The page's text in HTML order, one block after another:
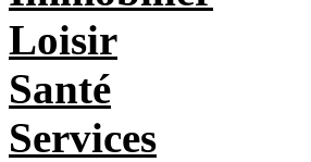
Loisir
Santé
Services